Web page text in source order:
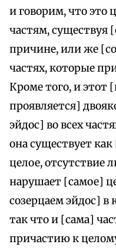
и говорим, что это
частям, существуя
причине, или же
частях, которые
Кроме того, и этот
проявляется]
эйдос] во всех
она существует
целое, отсутствие
нарушает [самое]
созерцаем эйдос]
так что и [сама]
причастию к